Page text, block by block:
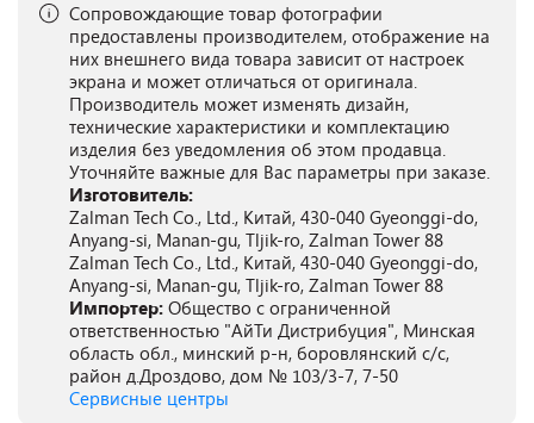
Сопровождающие товар фотографии
предоставлены производителем, отображение на
них внешнего вида товара зависит от настроек
экрана и может отличаться от оригинала.
Производитель может изменять дизайн,
технические характеристики и комплектацию
изделия без уведомления об этом продавца.
Уточняйте важные для Вас параметры при заказе.
Изготовитель:
Zalman Tech Co., Ltd., Китай, 430-040 Gyeonggi-do,
Anyang-si, Manan-gu, Tljik-ro, Zalman Tower 88
Zalman Tech Co., Ltd., Китай, 430-040 Gyeonggi-do,
Anyang-si, Manan-gu, Tljik-ro, Zalman Tower 88
Импортер: Общество с ограниченной
ответственностью "АйТи Дистрибуция", Минская
область обл., минский р-н, боровлянский с/с,
район д.Дроздово, дом № 103/3-7, 7-50
Сервисные центры